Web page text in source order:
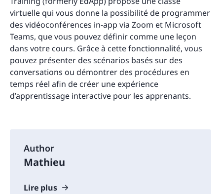
virtuelle qui vous donne la possibilité de programmer
des vidéoconférences in-app via Zoom et Microsoft
Teams, que vous pouvez définir comme une leçon
dans votre cours. Grâce à cette fonctionnalité, vous
pouvez présenter des scénarios basés sur des
conversations ou démontrer des procédures en
temps réel afin de créer une expérience
d’apprentissage interactive pour les apprenants.
Author
Mathieu
Lire plus